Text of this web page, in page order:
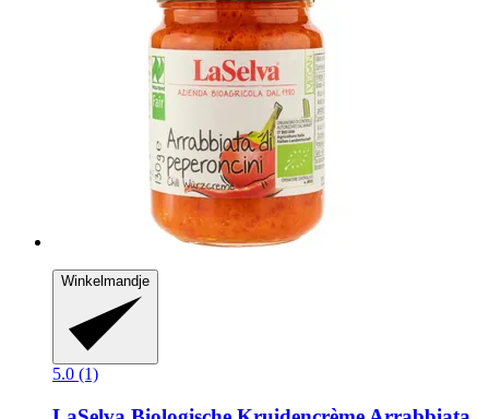
Winkelmandje
5.0 (1)